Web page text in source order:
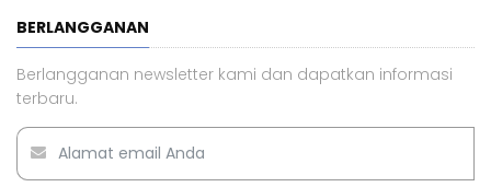
BERLANGGANAN
Berlangganan newsletter kami dan dapatkan informasi
terbaru.